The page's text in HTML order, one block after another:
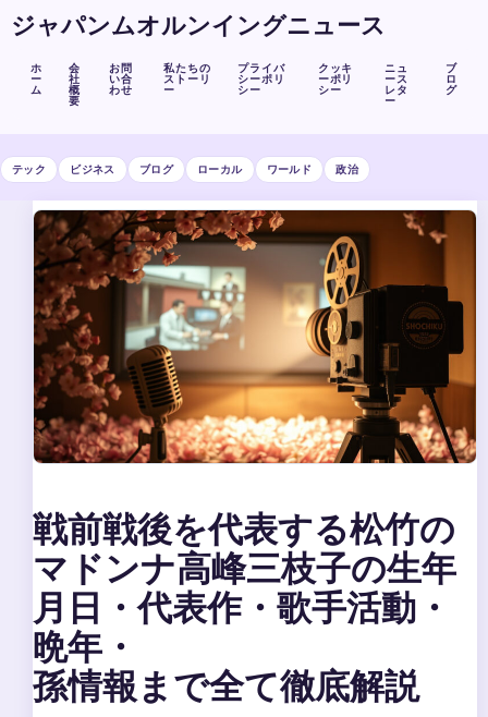
ジャパンムオルンイングニュース
ホ
ー
ム
会
社
概
要
お問
い合
わせ
私たちの
ストーリ
ー
プライバ
シーポリ
シー
クッキ
ーポリ
シー
ニュ
ース
レタ
ー
ブ
ロ
グ
テック ビジネス ブログ ローカル ワールド 政治
戦前戦後を代表する松竹の
マドンナ高峰三枝子の生年
月日・代表作・歌手活動・
晩年・
孫情報まで全て徹底解説